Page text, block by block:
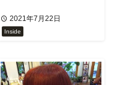
2021年7月22日
Inside